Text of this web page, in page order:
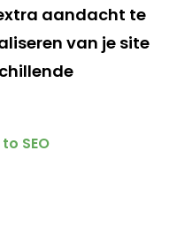
aandacht te
van je site
SEO